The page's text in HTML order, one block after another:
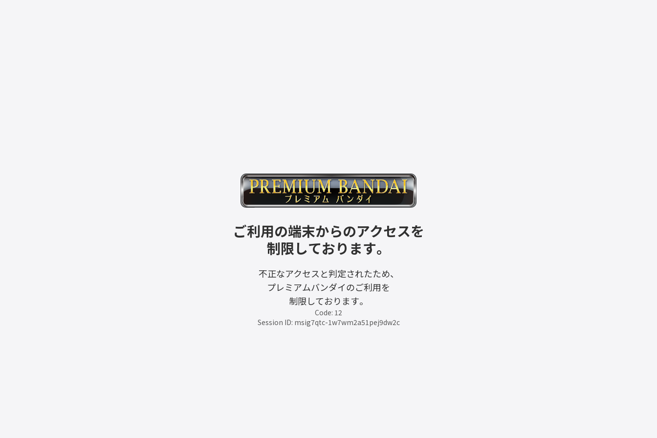
ご利用の端末からのアクセスを
制限しております。
不正なアクセスと判定されたため、
プレミアムバンダイのご利用を
制限しております。
Code: 12
Session ID: msig7qtc-1w7wm2a51pej9dw2c